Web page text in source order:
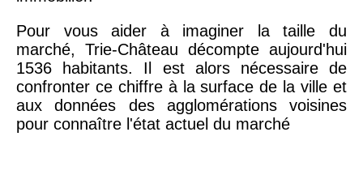
Pour vous aider à imaginer la taille du
marché, Trie-Château décompte aujourd'hui
1536 habitants. Il est alors nécessaire de
confronter ce chiffre à la surface de la ville et
aux données des agglomérations voisines
pour connaître l'état actuel du marché